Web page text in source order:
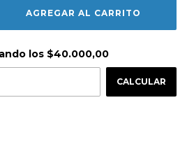
$40.000,00
CAMBIAR CP
los $40.000,00
CALCULAR
una forma de